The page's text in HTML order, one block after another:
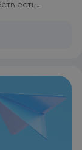
есть
с
Святой
аэропорт